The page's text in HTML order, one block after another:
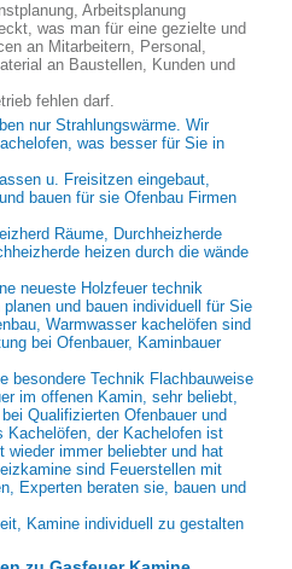
Arbeitsplanung
was man für eine gezielte und
an Mitarbeitern, Personal,
an Baustellen, Kunden und
fehlen darf.
nur Strahlungswärme. Wir
was besser für Sie in
u. Freisitzen eingebaut,
bauen für sie Ofenbau Firmen
Räume, Durchheizherde
heizen durch die wände
neueste Holzfeuer technik
und bauen individuell für Sie
Warmwasser kachelöfen sind
bei Ofenbauer, Kaminbauer
besondere Technik Flachbauweise
im offenen Kamin, sehr beliebt,
Qualifizierten Ofenbauer und
der Kachelofen ist
immer beliebter und hat
sind Feuerstellen mit
Experten beraten sie, bauen und
Kamine individuell zu gestalten